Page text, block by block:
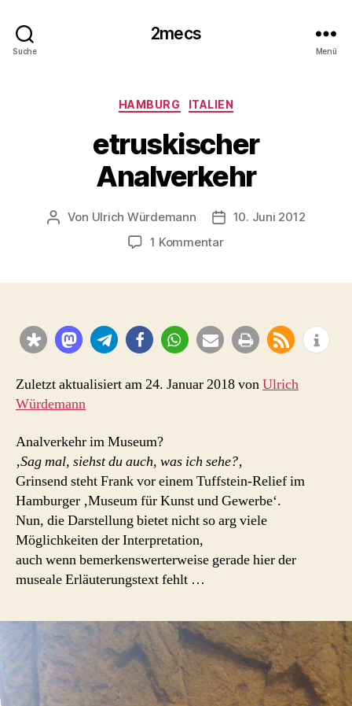
Suche
2mecs
Menü
Kategorien
HAMBURG ITALIEN
etruskischer
Analverkehr
Beitragsautor
Von Ulrich Würdemann Beitragsdatum
10. Juni 2012
1 Kommentarzu
Zuletzt aktualisiert am 24. Januar 2018 vonUlrich
Würdemann
Analverkehr im Museum?
‚Sag mal, siehst du auch, was ich sehe?‚
Grinsend steht Frank vor einem Tuffstein-Relief im
Hamburger ‚Museum für Kunst und Gewerbe‘.
Nun, die Darstellung bietet nicht so arg viele
Möglichkeiten der Interpretation,
auch wenn bemerkenswerterweise gerade hier der
museale Erläuterungstext fehlt …